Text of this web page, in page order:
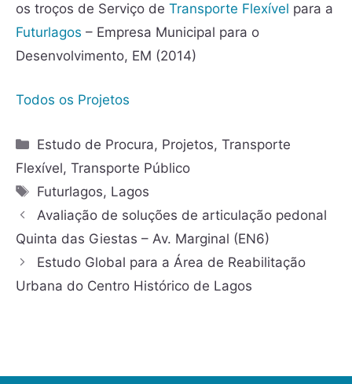
os troços de Serviço de Transporte Flexível para a
Futurlagos – Empresa Municipal para o
Desenvolvimento, EM (2014)
Todos os Projetos
Estudo de Procura, Projetos,Transporte
Flexível, Transporte Público
Futurlagos, Lagos
Avaliação de soluções de articulação pedonal
Quinta das Giestas – Av. Marginal (EN6)
Estudo Global para a Área de Reabilitação
Urbana do Centro Histórico de Lagos